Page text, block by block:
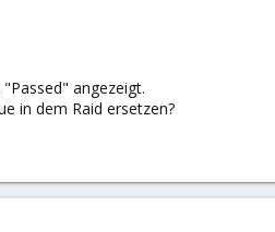
angezeigt.
in dem Raid ersetzen?